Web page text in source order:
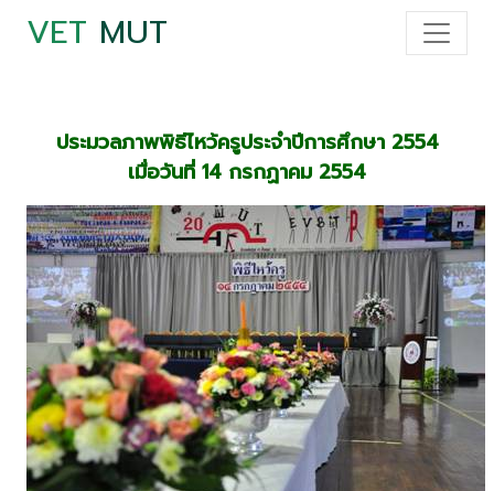
VET MUT
ประมวลภาพพิธีไหว้ครูประจำปีการศึกษา 2554
เมื่อวันที่ 14 กรกฏาคม 2554